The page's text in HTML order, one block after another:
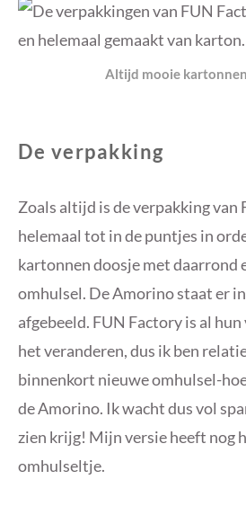
Altijd mooie
De verpakking
Zoals altijd is de verpakking van
helemaal tot in de puntjes in
kartonnen doosje met daarrond
omhulsel. De Amorino staat er
afgebeeld. FUN Factory is al
het veranderen, dus ik ben
binnenkort nieuwe omhulsel-
de Amorino. Ik wacht dus vol
zien krijg! Mijn versie heeft nog
omhulseltje.